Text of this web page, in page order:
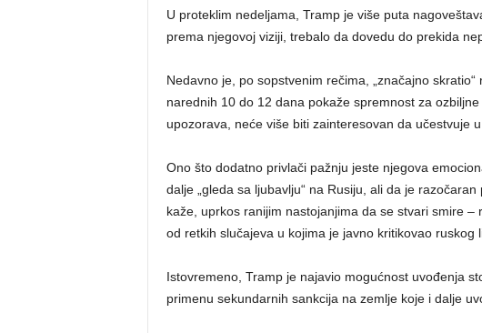
U proteklim nedeljama, Tramp je više puta
prema njegovoj viziji, trebalo da dovedu do prekida
Nedavno je, po sopstvenim rečima, „značajno
narednih 10 do 12 dana pokaže spremnost za
upozorava, neće više biti zainteresovan da učestvuje
Ono što dodatno privlači pažnju jeste njegova
dalje „gleda sa ljubavlju“ na Rusiju, ali da je
kaže, uprkos ranijim nastojanjima da se stvari smire
od retkih slučajeva u kojima je javno kritikovao ruskog
Istovremeno, Tramp je najavio mogućnost uvođenja
primenu sekundarnih sankcija na zemlje koje i dalje